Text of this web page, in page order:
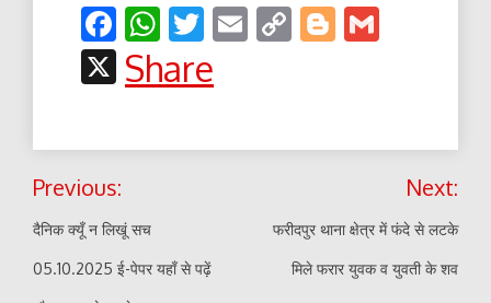
Facebook
WhatsApp
Twitter
EmailCopyBlogger
X
Share
Post
navigation
Previous:
दैनिक क्यूँ न लिखूं सच
05.10.2025 ई-पेपर यहाँ से पढ़ें
Next:
फरीदपुर थाना क्षेत्र में फंदे से लटके
मिले फरार युवक व युवती के शव